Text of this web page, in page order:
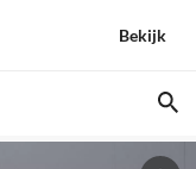
Bekijk